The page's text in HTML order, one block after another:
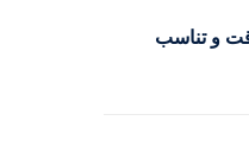
و تناسب